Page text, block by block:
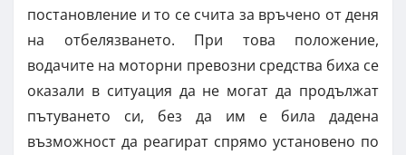
постановление и то се счита за връчено от деня
на отбелязването. При това положение,
водачите на моторни превозни средства биха се
оказали в ситуация да не могат да продължат
пътуването си, без да им е била дадена
възможност да реагират спрямо установено по